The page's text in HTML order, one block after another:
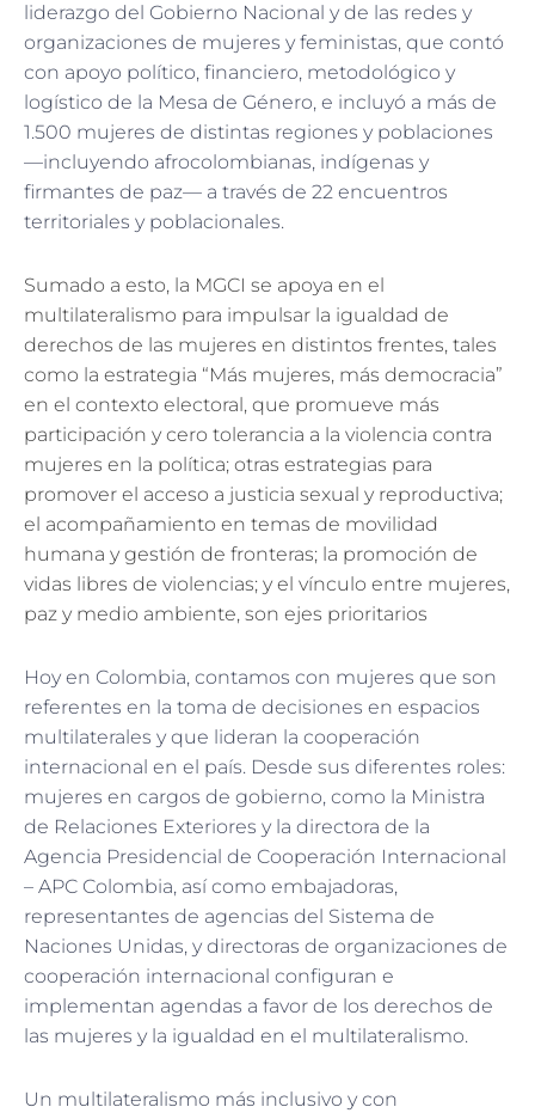
liderazgo del Gobierno Nacional y de las redes y
organizaciones de mujeres y feministas, que contó
con apoyo político, financiero, metodológico y
logístico de la Mesa de Género, e incluyó a más de
1.500 mujeres de distintas regiones y poblaciones
—incluyendo afrocolombianas, indígenas y
firmantes de paz— a través de 22 encuentros
territoriales y poblacionales.
Sumado a esto, la MGCI se apoya en el
multilateralismo para impulsar la igualdad de
derechos de las mujeres en distintos frentes, tales
como la estrategia “Más mujeres, más democracia”
en el contexto electoral, que promueve más
participación y cero tolerancia a la violencia contra
mujeres en la política; otras estrategias para
promover el acceso a justicia sexual y reproductiva;
el acompañamiento en temas de movilidad
humana y gestión de fronteras; la promoción de
vidas libres de violencias; y el vínculo entre mujeres,
paz y medio ambiente, son ejes prioritarios
Hoy en Colombia, contamos con mujeres que son
referentes en la toma de decisiones en espacios
multilaterales y que lideran la cooperación
internacional en el país. Desde sus diferentes roles:
mujeres en cargos de gobierno, como la Ministra
de Relaciones Exteriores y la directora de la
Agencia Presidencial de Cooperación Internacional
– APC Colombia, así como embajadoras,
representantes de agencias del Sistema de
Naciones Unidas, y directoras de organizaciones de
cooperación internacional configuran e
implementan agendas a favor de los derechos de
las mujeres y la igualdad en el multilateralismo.
Un multilateralismo más inclusivo y con